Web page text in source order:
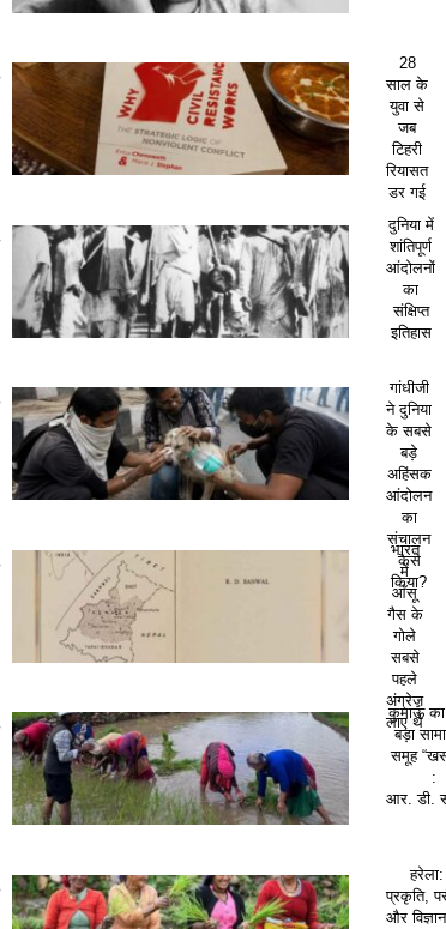
28
साल के
युवा से
जब
टिहरी
रियासत
डर गई
दुनिया में
शांतिपूर्ण
आंदोलनों
का
संक्षिप्त
इतिहास
गांधीजी
ने दुनिया
के सबसे
बड़े
अहिंसक
आंदोलन
का
संचालन
कैसे
किया?
भारत
में
आँसू
गैस के
गोले
सबसे
पहले
अंग्रेज़
लाए थे
कुमाऊं
बड़ा
समूह
:
आर. डी.
हरेला:
प्रकृति,
और